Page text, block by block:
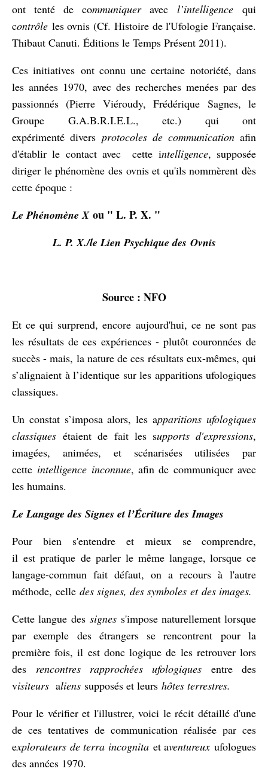
ont tenté de communiqueravecl’intelligence qui
contrôle les ovnis (Cf. Histoire de l'Ufologie Française.
Thibaut Canuti. Éditions le Temps Présent 2011).
Ces initiatives ont connu une certaine notoriété, dans
les années 1970, avec des recherches menées par des
passionnés (Pierre Viéroudy, Frédérique Sagnes, le
Groupe G.A.B.R.I.E.L., etc.) qui ont
expérimenté divers protocoles de communicationafin
d'établir le contact avec cette intelligence, supposée
diriger le phénomène des ovnis et qu'ils nommèrent dès
cette époque :
Le Phénomène Xou " L. P. X. "
L. P. X./le Lien Psychique des Ovnis
Source : NFO
Et ce qui surprend, encore aujourd'hui, ce ne sont pas
les résultats de ces expériences - plutôt couronnées de
succès - mais, la nature de ces résultats eux-mêmes, qui
s’alignaient à l’identique sur les apparitions ufologiques
classiques.
Un constat s’imposa alors, les apparitions ufologiques
classiques étaient de fait les supports d'expressions,
imagées, animées, et scénarisées utilisées par
cette intelligence inconnue, afin de communiquer avec
les humains.
Le Langage des Signes et l’Écriture des Images
Pour bien s'entendre et mieux se comprendre,
il est pratique de parler le même langage, lorsque ce
langage-commun fait défaut, on a recours à l'autre
méthode, celle des signes, des symboles et des images.
Cette langue des signes s'impose naturellement lorsque
par exemple des étrangers se rencontrent pour la
première fois, il est donc logique de les retrouver lors
des rencontres rapprochées ufologiques entre des
visiteurs aliens supposés et leurs hôtes terrestres.
Pour le vérifier et l'illustrer, voici le récit détaillé d'une
de ces tentatives de communication réalisée par ces
explorateurs de terra incognita et aventureux ufologues
des années 1970.